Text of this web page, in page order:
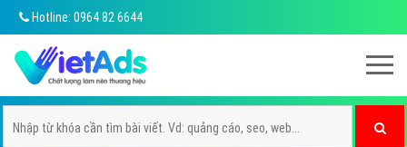
Hotline: 0964 82 6644